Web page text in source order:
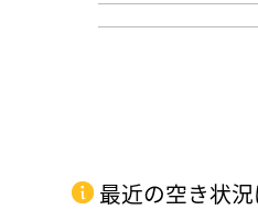
最近の空き状